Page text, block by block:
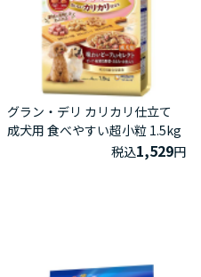
グラン・デリ カリカリ仕立て
成犬用 食べやすい超小粒 1.5kg
税込1,529円